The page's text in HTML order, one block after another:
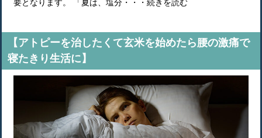
要となります。 「夏は、塩分・・・続きを読む
【アトピーを治したくて玄米を始めたら腰の激痛で
寝たきり生活に】